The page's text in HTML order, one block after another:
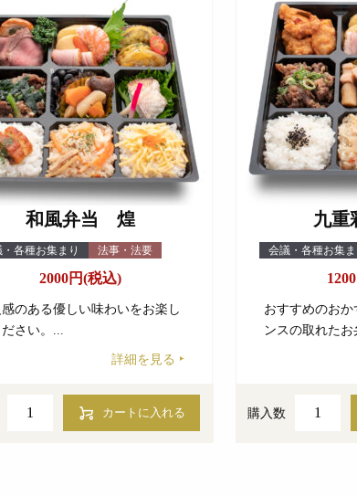
和風弁当 煌
各種お集まり 法事・法要
2000円(税込)
のある優しい味わいをお楽し
さい。...
詳細を見る
九重
会議・各種お集ま
おすすめのお
ンスの取れたお
購入数